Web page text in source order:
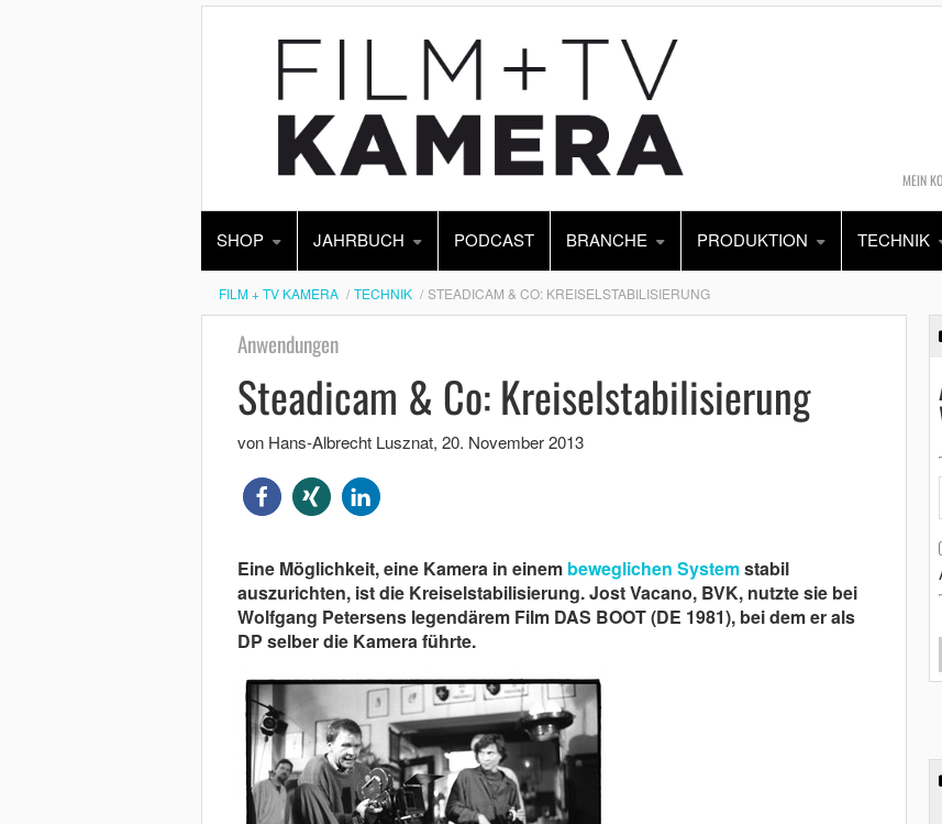
MEIN
SHOP JAHRBUCH PODCAST BRANCHE PRODUKTION TECHNIK
FILM + TV KAMERA TECHNIK STEADICAM & CO: KREISELSTABILISIERUNG
Anwendungen
Steadicam & Co: Kreiselstabilisierung
von Hans-Albrecht Lusznat, 20. November 2013
Eine Möglichkeit, eine Kamera in ­einem beweglichen Systemstabil
auszurich­ten, ist die Kreiselstabilisierung. Jost Vacano, BVK, nutzte sie bei
Wolfgang Petersens legendärem Film DAS BOOT (DE 1981), bei dem er als
DP selber die Kamera führte.